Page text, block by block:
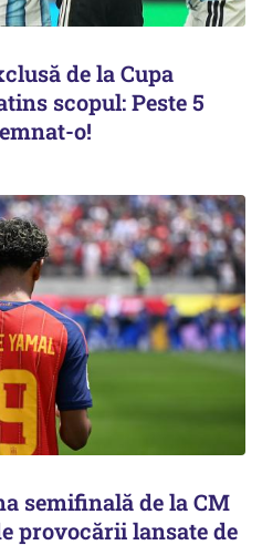
de la Cupa
scopul: Peste 5
o!
semifinală de la CM
provocării lansate de